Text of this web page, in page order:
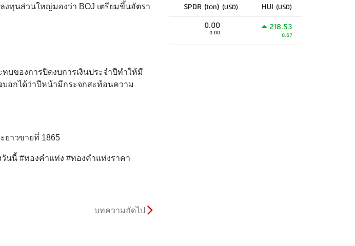
งทุนส่วนใหญ่มองว่า BOJ เตรียมขึ้นอัตรา
บของการปิดงบการเงินประจำปีทำให้มี
บอกได้ว่าปีหน้ามีกระจกสะท้อนความ
ยาวขายที่ 1865
วันนี้ #ทองคำแท่ง #ทองคำแท่งราคา
บทความถัดไป
SPDR (ton) (USD) HUI (USD)
0.00
0.00 218.53
0.67